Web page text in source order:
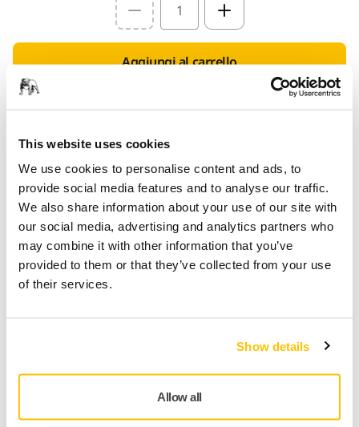
This website uses cookies
We use cookies to personalise content and ads, to
provide social media features and to analyse our traffic.
We also share information about your use of our site with
our social media, advertising and analytics partners who
may combine it with other information that you’ve
provided to them or that they’ve collected from your use
of their services.
Show details
Allow all
Select quantity value
Aggiungi al carrello
d'Italia, San Marino e Città del Vaticano)
Spedizione gratuita per gli ordini di importo
superiore a 49,90€ IVA inclusa
Pagamento sicuro con carta di credito
Spedizione tracciabile
Effettua un reso facilmente su www.mirka.com/it-
it/supporto/reso-articoli